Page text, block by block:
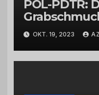
POL-PDTR:
OKT. 19, 2023